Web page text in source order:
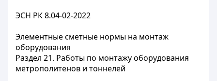
ЭСН РК 8.04-02-2022
Элементные сметные нормы на монтаж
оборудования
Раздел 21. Работы по монтажу оборудования
метрополитенов и тоннелей